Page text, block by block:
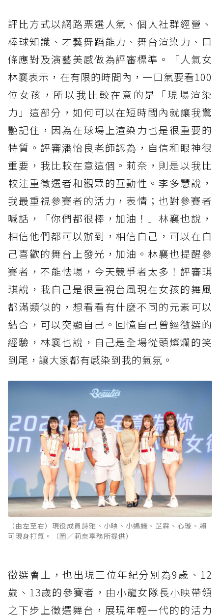
評比方式以網路票選人氣、個人社群經營、
棒球知識、才藝舞蹈能力、舞台渲染力、口
條應對及演藝美感做為評審標準。「人氣女
林襄表示，在有限的時間內，一口氣要看100
位女孩，所以我比較在意的是「現場渲染
力」這部分，如何可以在短時間內就讓我驚
艷記住，因為在球場上渲染力也是很重要的
特質。評審潘怡良老師認為，自信和眼神很
重要，我比較在意這個。莉奈，則是以我比
較注重徵選者和觀眾的互動性。李多慧說，
我最重視參賽者的活力，表情；也對參賽者
喊話，「你們都很棒，加油！」林襄也說，
相信他們都可以辦到，相信自己，可以在自
己喜歡的舞台上發光，加油。林襄也提醒參
賽者，不能怯場，今天競爭者太多！評審琪
琪說，我自己是很重視台風現在女孩的舞風
都滿類似的，想看看有什麼不同的元素可以
結合，可以突顯自己。回憶自己曾經徵選的
經驗，林襄也說，自己是全場從頭燦爛的笑
到尾，讓大家都有感染到我的氣氛。
（由左至右）現役成員詩雅、小映、小螞蟻、芷霖、心璇、賴
可現身打氣。（圖／莉奈享務所提供）
徵選會上，也出現三位年紀分別為9歲、12
歲、13歲的參賽者，由小龍女隊長小映帶領
之下步上徵選舞台，展現年輕一代的的活力